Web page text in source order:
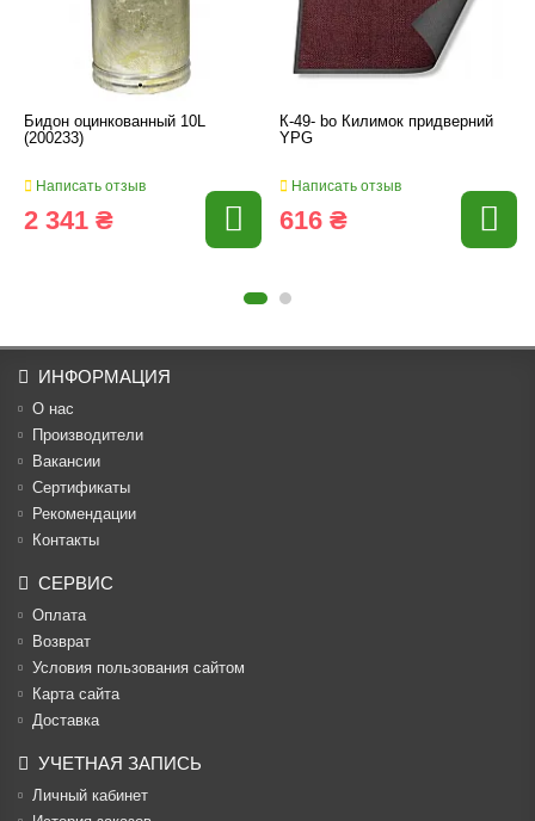
Бидон оцинкованный 10L
(200233)
Написать отзыв
2 341 ₴
К-49- bo Килимок придверний
YPG
Написать отзыв
616 ₴
ИНФОРМАЦИЯ
О нас
Производители
Вакансии
Cертификаты
Рекомендации
Контакты
СЕРВИС
Оплата
Возврат
Условия пользования сайтом
Карта сайта
Доставка
УЧЕТНАЯ ЗАПИСЬ
Личный кабинет